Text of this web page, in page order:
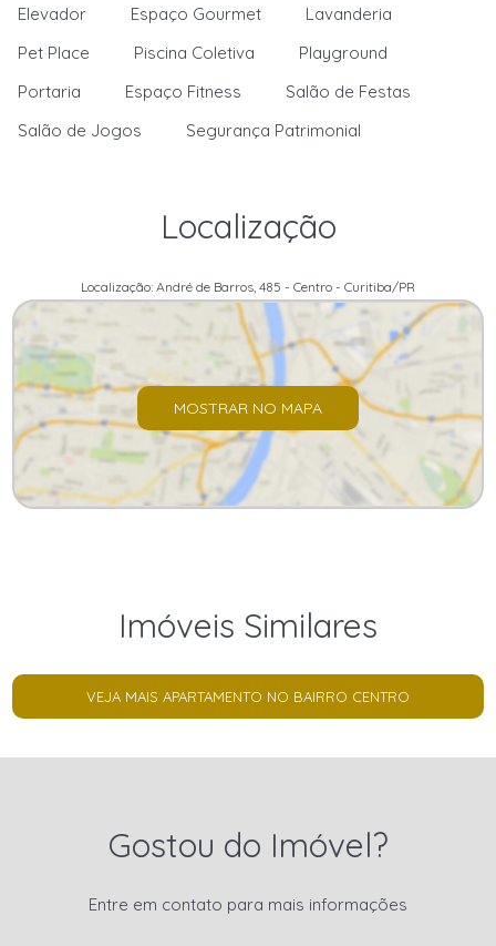
Elevador Espaço Gourmet
Lavanderia
Pet Place
Piscina Coletiva
Playground
Portaria
Espaço Fitness
Salão de Festas
Salão de Jogos
Segurança Patrimonial
Localização
Localização: André de Barros, 485 - Centro - Curitiba/PR
MOSTRAR NO MAPA
Imóveis Similares
VEJA MAIS APARTAMENTO NO BAIRRO CENTRO
Gostou do Imóvel?
Entre em contato para mais informações